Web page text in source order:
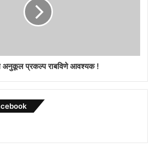
अनुकूल प्रकल्प राबविणे आवश्यक !